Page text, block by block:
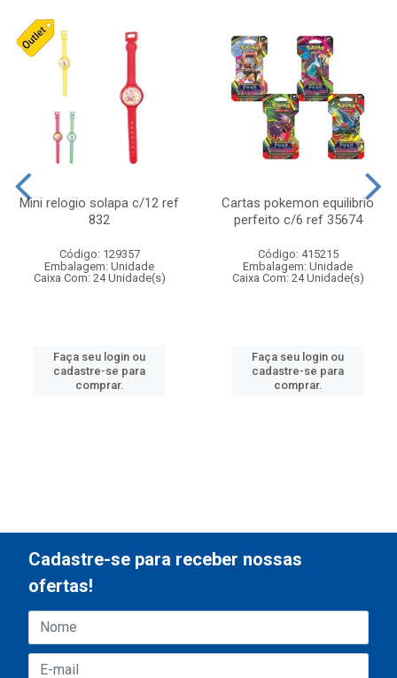
Mini relogio solapa c/12 ref
832
Código: 129357
Embalagem: Unidade
Caixa Com: 24 Unidade(s)
Faça seu login ou
cadastre-se para
comprar.
Cartas pokemon equilibrio
perfeito c/6 ref 35674
Código: 415215
Embalagem: Unidade
Caixa Com: 24 Unidade(s)
Faça seu login ou
cadastre-se para
comprar.
Cadastre-se para receber nossas
ofertas!